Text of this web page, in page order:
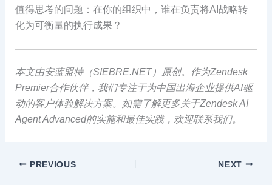
值得思考的问题：在你的组织中，谁在负责将AI战略转
化为可衡量的执行成果？
本文由安蓝盟特（SIEBRE.NET）原创。作为Zendesk
Premier合作伙伴，我们专注于为中国出海企业提供AI驱
动的客户体验解决方案。如需了解更多关于Zendesk AI
Agent Advanced的实施和最佳实践，欢迎联系我们。
PREVIOUS NEXT